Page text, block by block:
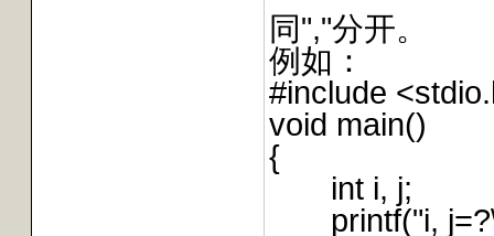
同","分开。
例如：
#include
void main()
{
int i, j;
printf("i,